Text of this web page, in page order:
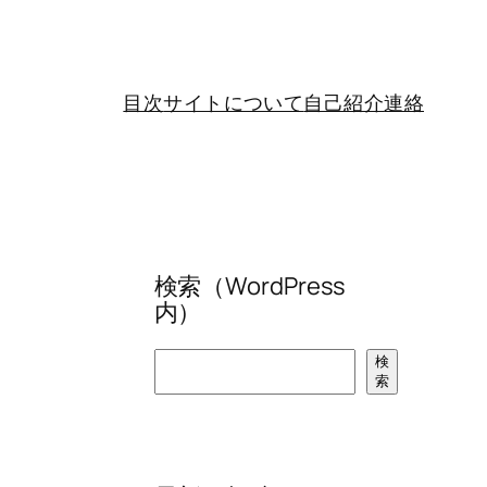
目次サイトについて自己紹介連絡
検索（WordPress
内）
検
索